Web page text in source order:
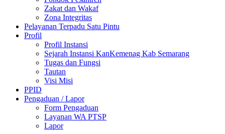
Zakat dan Wakaf
Zona Integritas
Pelayanan Terpadu Satu Pintu
Profil
Profil Instansi
Sejarah Instansi KanKemenag Kab Semarang
Tugas dan Fungsi
Tautan
Visi Misi
PPID
Pengaduan / Lapor
Form Pengaduan
Layanan WA PTSP
Lapor